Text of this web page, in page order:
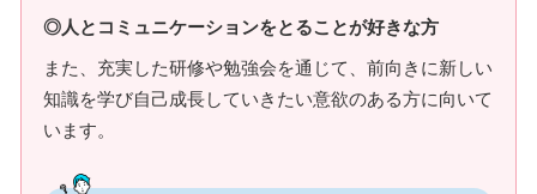
◎人とコミュニケーションをとることが好きな方
また、充実した研修や勉強会を通じて、前向きに新しい
知識を学び自己成長していきたい意欲のある方に向いて
います。